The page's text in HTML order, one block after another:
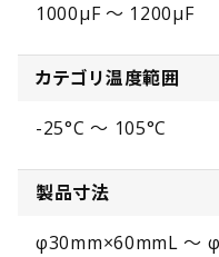
1000µF ～ 1200µF
カテゴリ温度範囲
-25°C ～ 105°C
製品寸法
φ30mm×60mmL ～